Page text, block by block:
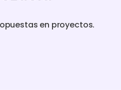
en proyectos.